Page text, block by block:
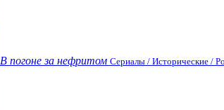
В погоне за нефритом Сериалы / Исторические /